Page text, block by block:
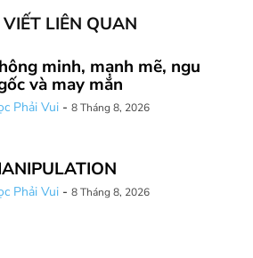
LIÊN QUAN
minh, mạnh mẽ, ngu
và may mắn
Phải Vui - 8 Tháng 8, 2026
Phải Vui - 8 Tháng 8, 2026